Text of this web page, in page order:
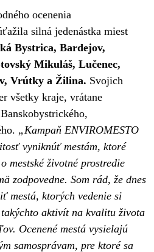
ocenenia
silná jedenástka miest
Bystrica, Bardejov,
Mikuláš, Lučenec,
Vrútky a Žilina. Svojich
všetky kraje, vrátane
„Kampaň ENVIROMESTO
vyniknúť mestám, ktoré
mestské životné prostredie
zodpovedne. Som rád, že dnes
mestá, ktorých vedenie si
aktivít na kvalitu života
Ocenené mestá vysielajú
samosprávam, pre ktoré sa